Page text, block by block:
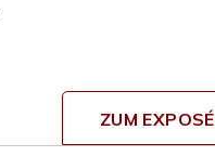
ZUM EXPOSÉ